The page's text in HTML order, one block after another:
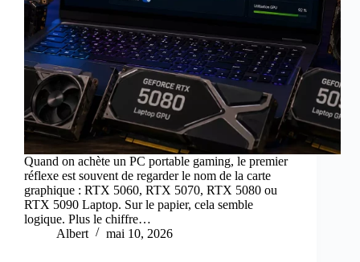
Quand on achète un PC portable gaming, le premier
réflexe est souvent de regarder le nom de la carte
graphique : RTX 5060, RTX 5070, RTX 5080 ou
RTX 5090 Laptop. Sur le papier, cela semble
logique. Plus le chiffre…
Albert
mai 10, 2026